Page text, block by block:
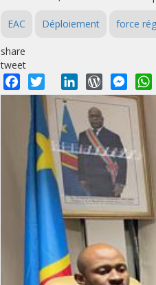
EAC Déploiement force
share
tweet
Facebook
Twitter LinkedInWordPress